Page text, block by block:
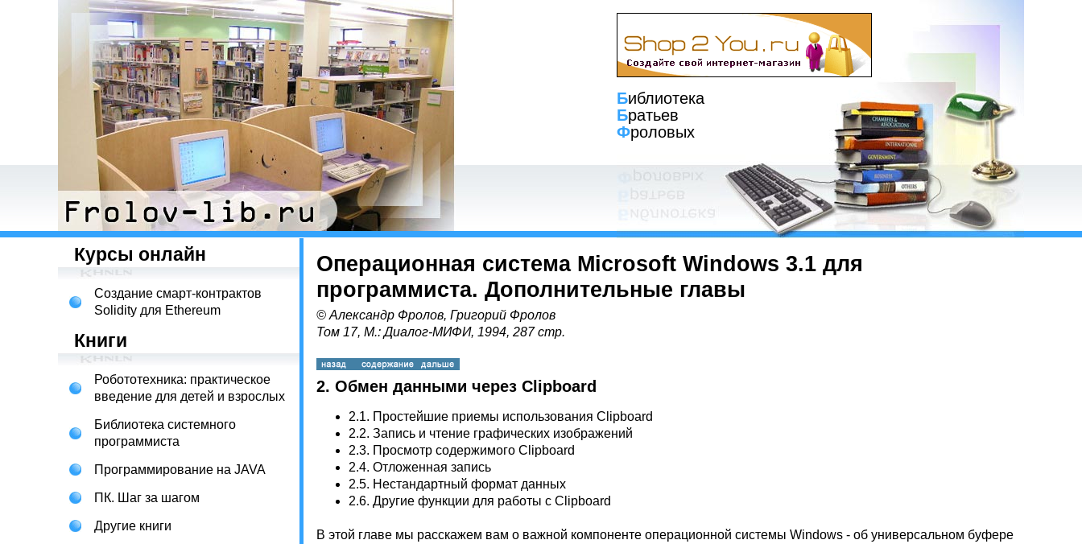
Библиотека
Братьев
Фроловых
Курсы онлайн
Создание смарт-контрактов
Solidity для Ethereum
Книги
Робототехника: практическое
введение для детей и взрослых
Библиотека системного
программиста
Программирование на JAVA
ПК. Шаг за шагом
Другие книги
Операционная система Microsoft Windows 3.1 для
программиста. Дополнительные главы
© Александр Фролов, Григорий Фролов
Том 17, М.: Диалог-МИФИ, 1994, 287 стр.
2. Обмен данными через Clipboard
2.1. Простейшие приемы использования Clipboard
2.2. Запись и чтение графических изображений
2.3. Просмотр содержимого Clipboard
2.4. Отложенная запись
2.5. Нестандартный формат данных
2.6. Другие функции для работы с Clipboard
В этой главе мы расскажем вам о важной компоненте операционной системы Windows - об универсальном буфере